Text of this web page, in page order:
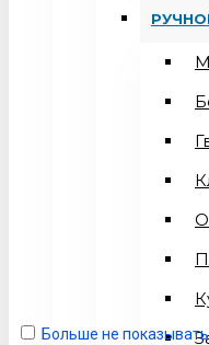
Больше не